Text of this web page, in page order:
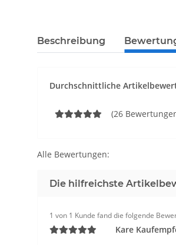
Beschreibung
Durchschnittliche
(26
Alle Bewertungen:
Die hilfreichste
1 von 1 Kunde fand die folgende
Kare